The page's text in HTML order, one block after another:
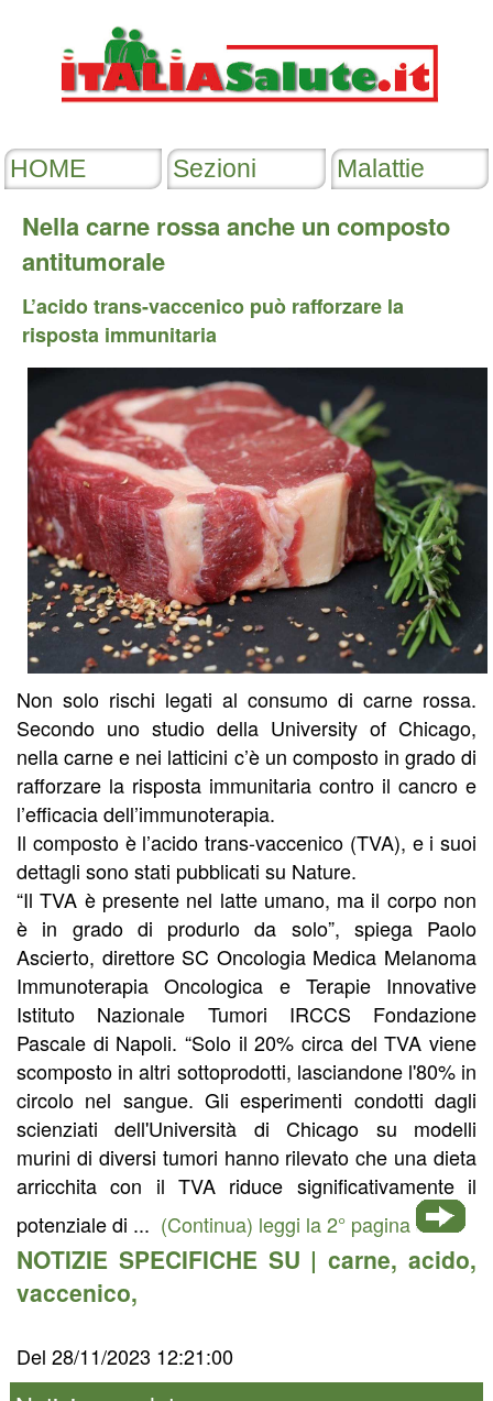
Nella carne rossa anche un composto
antitumorale
L’acido trans-vaccenico può rafforzare la
risposta immunitaria
Non solo rischi legati al consumo di carne rossa.
Secondo uno studio della University of Chicago,
nella carne e nei latticini c’è un composto in grado di
rafforzare la risposta immunitaria contro il cancro e
l’efficacia dell’immunoterapia.
Il composto è l’acido trans-vaccenico (TVA), e i suoi
dettagli sono stati pubblicati su Nature.
“Il TVA è presente nel latte umano, ma il corpo non
è in grado di produrlo da solo”, spiega Paolo
Ascierto, direttore SC Oncologia Medica Melanoma
Immunoterapia Oncologica e Terapie Innovative
Istituto Nazionale Tumori IRCCS Fondazione
Pascale di Napoli. “Solo il 20% circa del TVA viene
scomposto in altri sottoprodotti, lasciandone l'80% in
circolo nel sangue. Gli esperimenti condotti dagli
scienziati dell'Università di Chicago su modelli
murini di diversi tumori hanno rilevato che una dieta
arricchita con il TVA riduce significativamente il
potenziale di ... (Continua) leggi la 2° pagina
NOTIZIE SPECIFICHE SU |carne,acido,
vaccenico,
Del 28/11/2023 12:21:00